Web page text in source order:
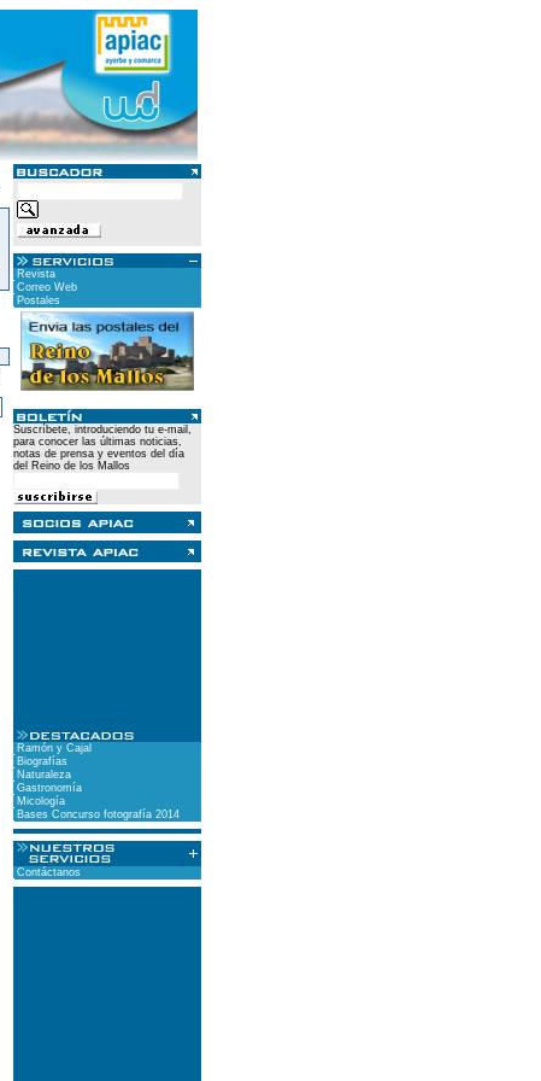
Revista
Correo Web
Postales
Suscríbete, introduciendo tu e-mail,
para conocer las últimas noticias,
notas de prensa y eventos del día
del Reino de los Mallos
Ramón y Cajal
Biografías
Naturaleza
Gastronomía
Micología
Bases Concurso fotografía 2014
Contáctanos